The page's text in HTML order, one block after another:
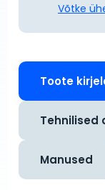
Võtke
Toote
Tehnilised
Manused